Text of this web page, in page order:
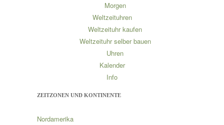
Morgen
Weltzeituhren
Weltzeituhr kaufen
Weltzeituhr selber bauen
Uhren
Kalender
Info
ZEITZONEN UND KONTINENTE
Nordamerika